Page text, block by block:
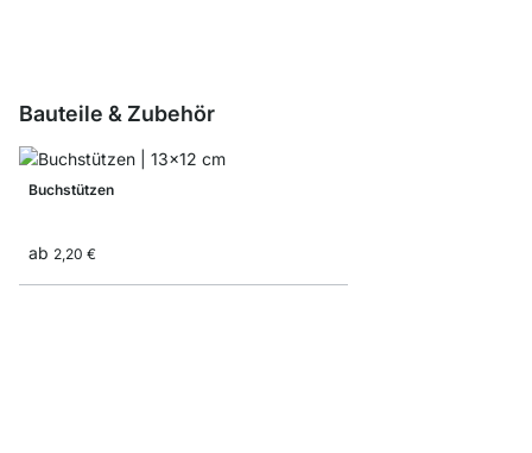
Bauteile & Zubehör
Buchstützen
ab 2,20 €